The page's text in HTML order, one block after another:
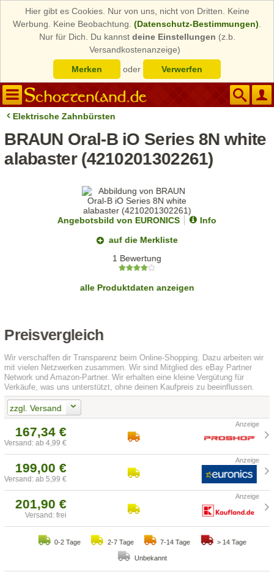
Hier gibt es Cookies. Nur von uns, nicht von Dritten. Keine
Werbung. Keine Beobachtung. (Datenschutz-Bestimmungen)
Nur für Dich. Du kannst deine Einstellungen (z.b.
Versandkostenanzeige)
Merken
oder Verwerfen
Elektrische Zahnbürsten
BRAUN Oral-B iO Series 8N white
alabaster (4210201302261)
Angebotsbild von EURONICS
Info
auf die Merkliste
1 Bewertung
alle Produktdaten anzeigen
Preisvergleich
Wir verschaffen dir Transparenz beim Online-Shopping. Dazu arbeiten wir
mit vielen Netzwerken zusammen. Wir sind Mitglied des eBay Partner
Network und Amazon-Partner. Wir erhalten eine kleine Vergütung für
Verkäufe, was uns unterstützt, ohne deinen Kaufpreis zu beeinflussen.
zzgl. Versand
167,34 €
Versand: ab 4,99 €
199,00 €
Versand: ab 5,99 €
201,90 €
Versand: frei
0-2 Tage 2-7 Tage 7-14 Tage > 14 Tage
Unbekannt